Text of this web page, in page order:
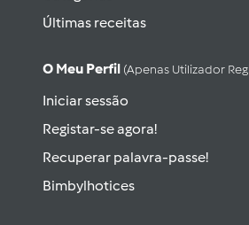
Últimas receitas
O Meu Perfil (apenas Utilizador
Iniciar sessão
Registar-se agora!
Recuperar palavra-passe!
Bimbylhotices